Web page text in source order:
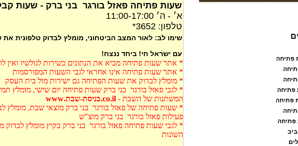
שעות פתיחה פאזל בורגר בני ברק - שעות
א׳ - ה׳ 11:00-17:00
טלפון: 3652*
שימו לב: לאור המצב הביטחוני, מומלץ לבדוק טלפונית
עם ישראל חי! ביחד ננצח!
* אתר שעות פתיחה מביא את הנתונים כשירות לגולשיו
* אתר שעות פתיחה אינו אחראי לגבי השעות המפורסמות
* מומלץ לבדוק את שעות הפתיחה גם ישירות מול בית העסק
* לגבי פאזל בורגר בני ברק שעות פתיחה יום שישי, מומלץ
המשתנות של השבת -co.il.כניסת-שבת.www
* שעות פתיחה של פאזל בורגר בני ברק מוצאי שבת, מומלץ
פעילות פאזל בורגר בני ברק מוצ"ש
* לגבי שעות פתיחה פאזל בורגר בני ברק בקיץ מומלץ
השונות
פתיחה
פתיחה
פתיחה
פתיחה